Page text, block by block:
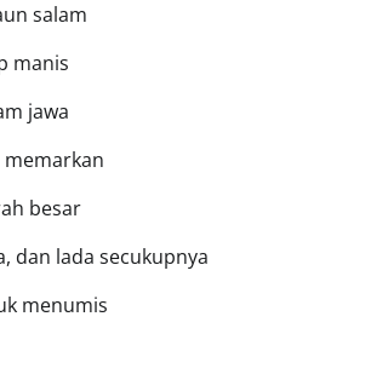
salam
manis
jawa
memarkan
besar
dan lada secukupnya
menumis